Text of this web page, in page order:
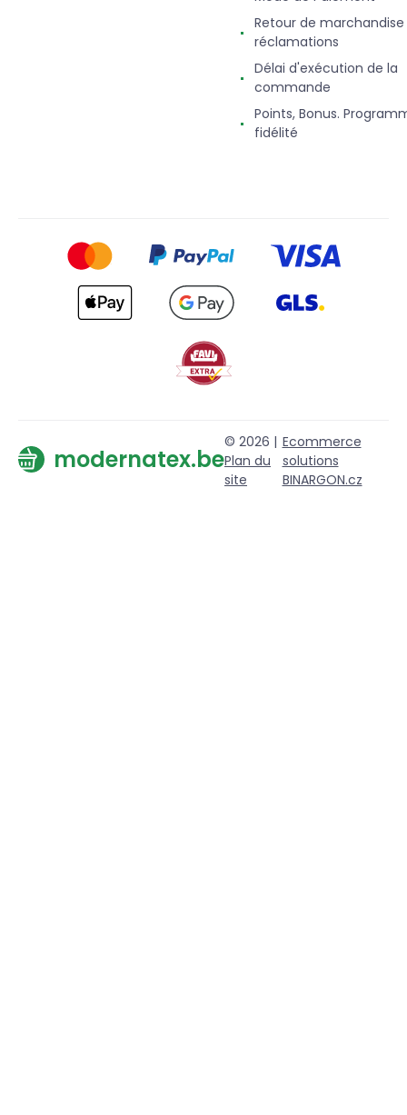
Retour de
réclamations
Délai d'exécution de la
commande
Points, Bonus.
fidélité
modernatex.be
© 2026 |
Plan du
site
Ecommerce
solutions
BINARGON.cz